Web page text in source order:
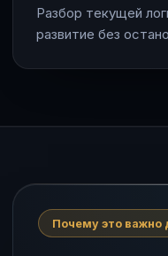
Разбор текущей
развитие без
Почему это важно